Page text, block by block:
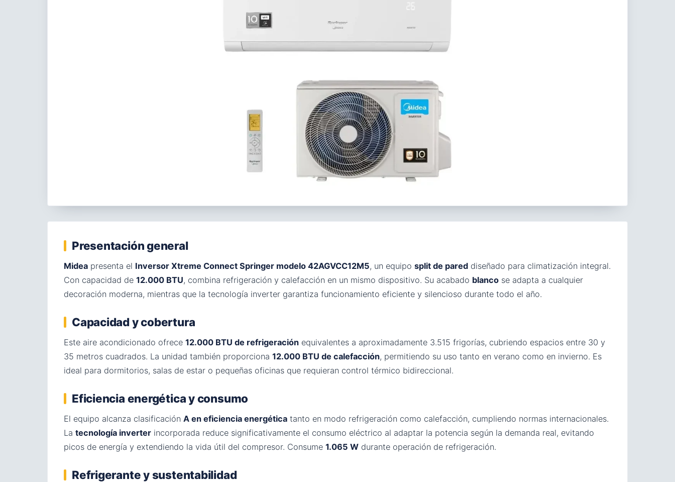
Presentación general
Midea presenta el Inversor Xtreme Connect Springer modelo 42AGVCC12M5, un equipo split de pared diseñado para climatización integral.
Con capacidad de 12.000 BTU, combina refrigeración y calefacción en un mismo dispositivo. Su acabado blanco se adapta a cualquier
decoración moderna, mientras que la tecnología inverter garantiza funcionamiento eficiente y silencioso durante todo el año.
Capacidad y cobertura
Este aire acondicionado ofrece 12.000 BTU de refrigeración equivalentes a aproximadamente 3.515 frigorías, cubriendo espacios entre 30 y
35 metros cuadrados. La unidad también proporciona 12.000 BTU de calefacción, permitiendo su uso tanto en verano como en invierno. Es
ideal para dormitorios, salas de estar o pequeñas oficinas que requieran control térmico bidireccional.
Eficiencia energética y consumo
El equipo alcanza clasificación A en eficiencia energética tanto en modo refrigeración como calefacción, cumpliendo normas internacionales.
La tecnología inverter incorporada reduce significativamente el consumo eléctrico al adaptar la potencia según la demanda real, evitando
picos de energía y extendiendo la vida útil del compresor. Consume 1.065 W durante operación de refrigeración.
Refrigerante y sustentabilidad